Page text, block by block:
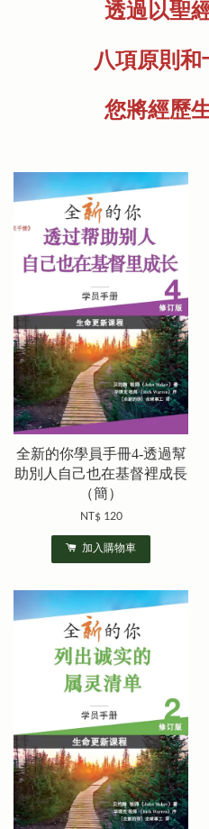
透過以聖
八項原則和
您將經歷
全新的你學員手冊4-透過幫
助別人自己也在基督裡成長
（簡）
NT$ 120
加入購物車